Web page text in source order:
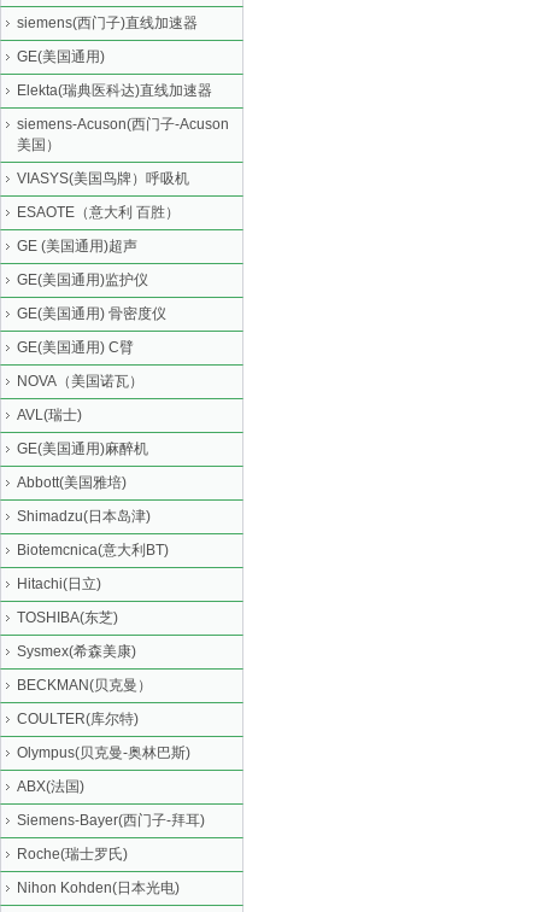
siemens(西门子)直线加速器
GE(美国通用)
Elekta(瑞典医科达)直线加速器
siemens-Acuson(西门子-Acuson
美国）
VIASYS(美国鸟牌）呼吸机
ESAOTE（意大利 百胜）
GE (美国通用)超声
GE(美国通用)监护仪
GE(美国通用) 骨密度仪
GE(美国通用) C臂
NOVA（美国诺瓦）
AVL(瑞士)
GE(美国通用)麻醉机
Abbott(美国雅培)
Shimadzu(日本岛津)
Biotemcnica(意大利BT)
Hitachi(日立)
TOSHIBA(东芝)
Sysmex(希森美康)
BECKMAN(贝克曼）
COULTER(库尔特)
Olympus(贝克曼-奥林巴斯)
ABX(法国)
Siemens-Bayer(西门子-拜耳)
Roche(瑞士罗氏)
Nihon Kohden(日本光电)